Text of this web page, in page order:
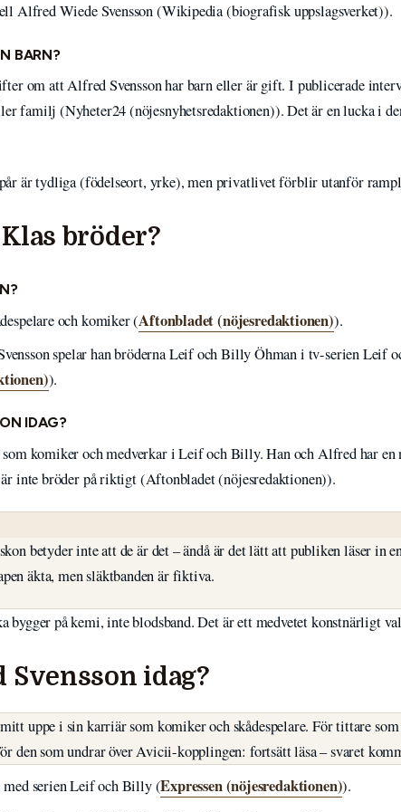
Alfred Wiede Svensson (Wikipedia (biografisk uppslagsverket)).
BARN?
om att Alfred Svensson har barn eller är gift. I publicerade
familj (Nyheter24 (nöjesnyhetsredaktionen)). Det är en lucka i
är tydliga (födelseort, yrke), men privatlivet förblir utanför
bröder?
och komiker (Aftonbladet (nöjesredaktionen)).
spelar han bröderna Leif och Billy Öhman i tv-serien Leif
).
IDAG?
komiker och medverkar i Leif och Billy. Han och Alfred har en
inte bröder på riktigt (Aftonbladet (nöjesredaktionen)).
betyder inte att de är det – ändå är det lätt att publiken läser in
äkta, men släktbanden är fiktiva.
bygger på kemi, inte blodsband. Det är ett medvetet konstnärligt
Svensson idag?
uppe i sin karriär som komiker och skådespelare. För tittare
den som undrar över Avicii-kopplingen: fortsätt läsa – svaret
med serien Leif och Billy (Expressen (nöjesredaktionen)).